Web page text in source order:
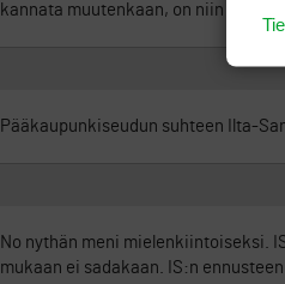
kannata muutenkaan, on niin
Pääkaupunkiseudun suhteen Ilta-
No nythän meni mielenkiintoiseksi.
mukaan ei sadakaan. IS:n